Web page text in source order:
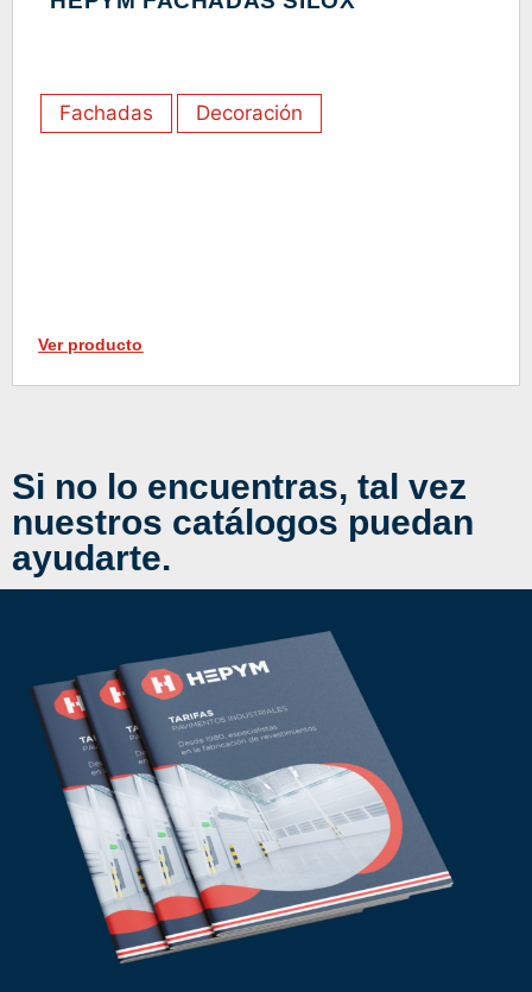
Fachadas Decoración
Ver producto
Si no lo encuentras, tal vez
nuestros catálogos puedan
ayudarte.